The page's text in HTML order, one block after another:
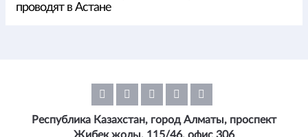
проводят в Астане
Республика Казахстан, город Алматы, проспект